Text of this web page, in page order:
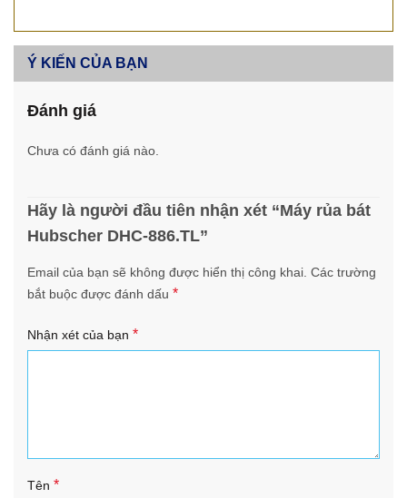
Ý KIẾN CỦA BẠN
Đánh giá
Chưa có đánh giá nào.
Hãy là người đầu tiên nhận xét “Máy rủa bát
Hubscher DHC-886.TL”
Email của bạn sẽ không được hiển thị công khai. Các trường
bắt buộc được đánh dấu *
Nhận xét của bạn *
Tên *